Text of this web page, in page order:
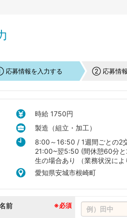
募情報を入力する ② 応募情報
時給 1750円
製造（組立・加工）
8:00～16:50 / 1週間ごとの2
21:00~翌5:50 (間休憩60分
生の場合あり （業務状況によ
愛知県安城市根崎町
前 ※必須